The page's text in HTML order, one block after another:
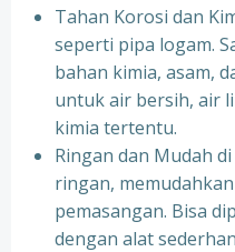
Tahan Korosi dan
seperti pipa logam.
bahan kimia, asam,
untuk air bersih, air
kimia tertentu.
Ringan dan Mudah
ringan,
pemasangan. Bisa
dengan alat